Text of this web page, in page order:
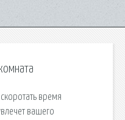
время
вашего